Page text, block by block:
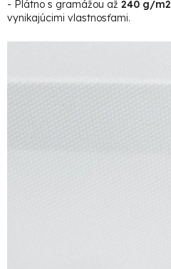
- Plátno s gramážou až 240 g/m2
vynikajúcimi vlastnosťami.